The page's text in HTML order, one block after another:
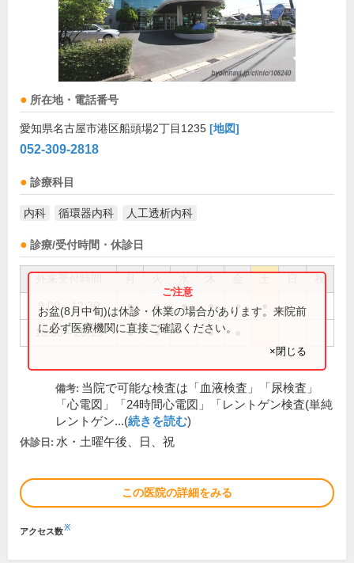
所在地・電話番号
愛知県名古屋市港区船頭場2丁目1235 [地図]
052-309-2818
診療科目
内科 循環器内科 人工透析内科
診療/受付時間・休診日
祝
9:00～12:30 ● ● ● ● ●
18:00～20:15 ● ● ●
お盆(8月中旬)は休診・休業の場合があります。来院前
に必ず医療機関に直接ご確認ください。
×閉じる
備考: 当院で可能な検査は「血液検査」「尿検査」
「心電図」「24時間心電図」「レントゲン検査(単純
レントゲン...(続きを読む)
休診日: 水・土曜午後、日、祝
この医院の詳細をみる
アクセス数※